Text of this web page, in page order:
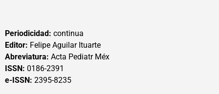
Periodicidad: continua
Editor: Felipe Aguilar Ituarte
Abreviatura: Acta Pediatr Méx
ISSN: 0186-2391
e-ISSN: 2395-8235